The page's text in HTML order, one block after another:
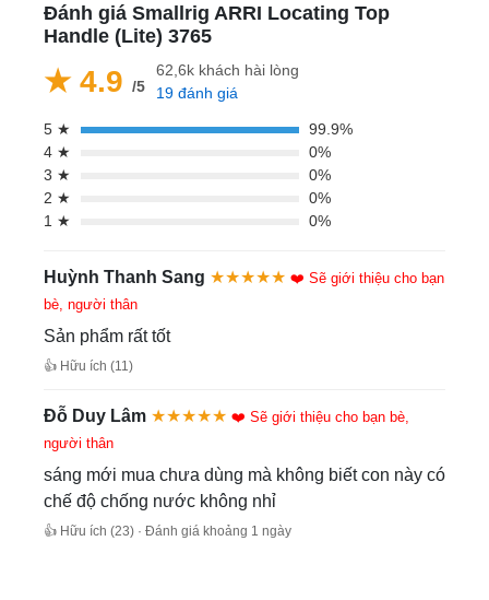
Đánh giá Smallrig ARRI Locating Top
Handle (Lite) 3765
★ 4.9 /5
62,6k khách hài lòng
19 đánh giá
5 ★
99.9%
4 ★
0%
3 ★
0%
2 ★
0%
1 ★
0%
Huỳnh Thanh Sang ★★★★★ ❤️ Sẽ giới thiệu cho bạn
bè, người thân
Sản phẩm rất tốt
👍 Hữu ích (11)
Đỗ Duy Lâm ★★★★★ ❤️ Sẽ giới thiệu cho bạn bè,
người thân
sáng mới mua chưa dùng mà không biết con này có
chế độ chống nước không nhỉ
👍 Hữu ích (23) · Đánh giá khoảng 1 ngày